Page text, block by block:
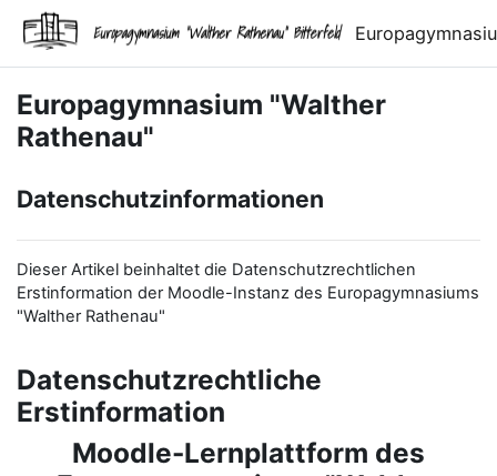
Zum Hauptinhalt
Europagymnasium "Walther
Rathenau"
Datenschutzinformationen
Dieser Artikel beinhaltet die Datenschutzrechtlichen
Erstinformation der Moodle-Instanz des Europagymnasiums
"Walther Rathenau"
Datenschutzrechtliche
Erstinformation
Moodle-Lernplattform des